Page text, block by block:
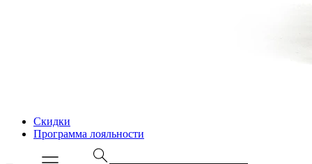
Скидки
Программа лояльности